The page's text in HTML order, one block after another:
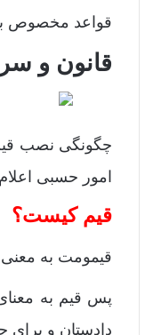
قواعد مخصوص
قانون و
امور حسبی
قیم کیست؟
قیمومت به
پس قیم به
دادستان و برای